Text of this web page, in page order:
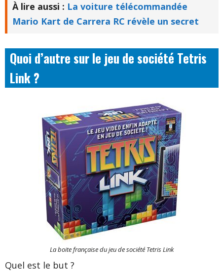
À lire aussi : La voiture télécommandée
Mario Kart de Carrera RC révèle un secret
Quoi d’autre sur le jeu de société Tetris
Link ?
La boite française du jeu de société Tetris Link
Quel est le but ?